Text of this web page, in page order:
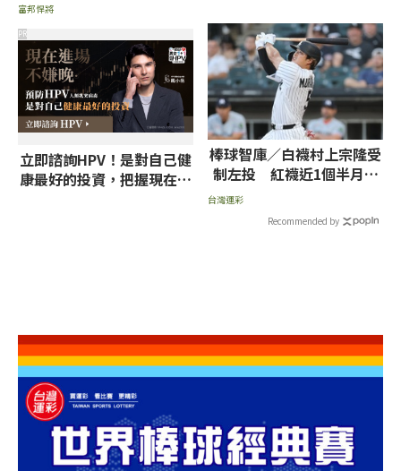
富邦悍將
立即諮詢HPV！是對自己健
康最好的投資，把握現在不
PR
棒球智庫／白襪村上宗隆受
制左投 紅襪近1個半月勝
率近8成看好搶頭香
台灣運彩
Recommended by